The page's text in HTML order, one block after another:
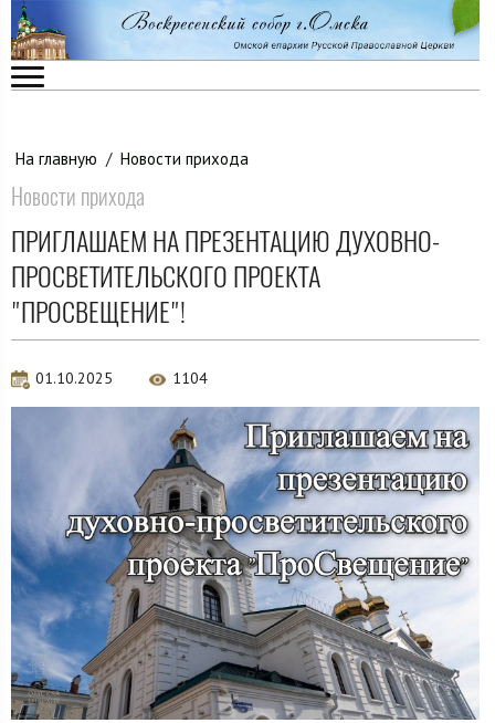
На главную / Новости прихода
Новости прихода
ПРИГЛАШАЕМ НА ПРЕЗЕНТАЦИЮ ДУХОВНО-
ПРОСВЕТИТЕЛЬСКОГО ПРОЕКТА
"ПРОСВЕЩЕНИЕ"!
01.10.2025 1104